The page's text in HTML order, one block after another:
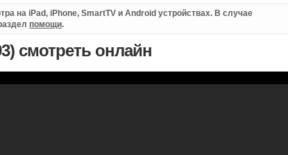
на iPad, iPhone, SmartTV и Android устройствах. В случае
помощи.
смотреть онлайн